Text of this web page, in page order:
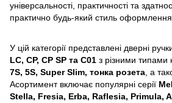
універсальності, практичності та
практично будь-який стиль
У цій категорії представлені дверні
LC, CP, CP SP та C01 з різними типами
7S, 5S, Super Slim, тонка розета , а
Асортимент включає популярні серії
Stella, Fresia, Erba, Raflesia, Primula,